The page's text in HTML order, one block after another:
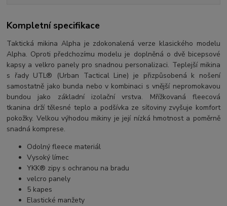
Kompletní specifikace
Taktická mikina Alpha je zdokonalená verze klasického modelu
Alpha. Oproti předchozímu modelu je doplněná o dvě bicepsové
kapsy a velkro panely pro snadnou personalizaci. Teplejší mikina
s řady UTL® (Urban Tactical Line) je přizpůsobená k nošení
samostatně jako bunda nebo v kombinaci s vnější nepromokavou
bundou jako základní izolační vrstva. Mřížkovaná fleecová
tkanina drží tělesné teplo a podšívka ze síťoviny zvyšuje komfort
pokožky. Velkou výhodou mikiny je její nízká hmotnost a poměrně
snadná komprese.
Odolný fleece materiál
Vysoký límec
YKK® zipy s ochranou na bradu
velcro panely
5 kapes
Elastické manžety